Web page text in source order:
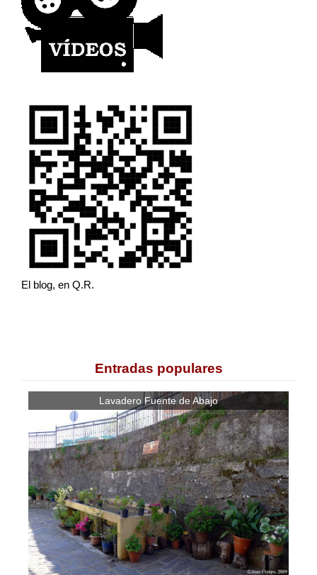
El blog, en Q.R.
Entradas populares
Lavadero Fuente de Abajo